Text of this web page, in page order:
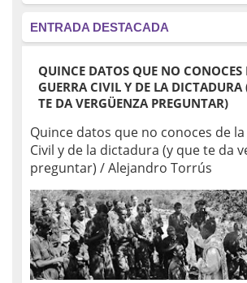
ENTRADA DESTACADA
QUINCE DATOS QUE NO CONOCES
GUERRA CIVIL Y DE LA DICTADURA
TE DA VERGÜENZA PREGUNTAR)
Quince datos que no conoces de
Civil y de la dictadura (y que te da
preguntar) / Alejandro Torrús